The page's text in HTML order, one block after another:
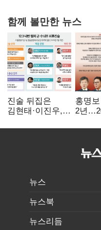
함께 볼만한 뉴스
진술 뒤집은
김현태·이진우,
헌신"…법정서
홍명
2년
압색
뉴스
뉴스북
뉴스리듬